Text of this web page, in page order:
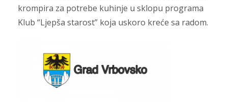
krompira za potrebe kuhinje u sklopu programa
Klub “Ljepša starost” koja uskoro kreće sa radom.